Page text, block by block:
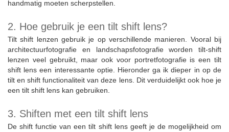
handmatig moeten scherpstellen.
2. Hoe gebruik je een tilt shift lens?
Tilt shift lenzen gebruik je op verschillende manieren. Vooral bij
architectuurfotografie en landschapsfotografie worden tilt-shift
lenzen veel gebruikt, maar ook voor portretfotografie is een tilt
shift lens een interessante optie. Hieronder ga ik dieper in op de
tilt en shift functionaliteit van deze lens. Dit verduidelijkt ook hoe je
een tilt shift lens kan gebruiken.
3. Shiften met een tilt shift lens
De shift functie van een tilt shift lens geeft je de mogelijkheid om